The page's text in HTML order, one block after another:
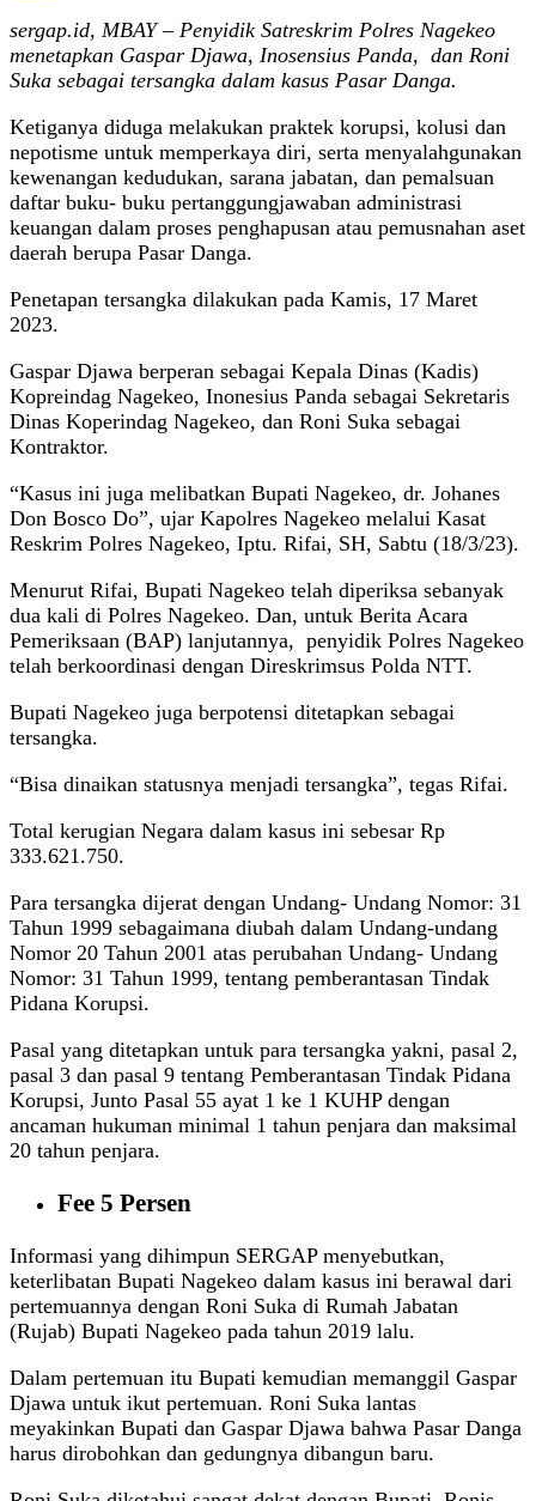
sergap.id, MBAY – Penyidik Satreskrim Polres Nagekeo
menetapkan Gaspar Djawa, Inosensius Panda, dan Roni
Suka sebagai tersangka dalam kasus Pasar Danga.
Ketiganya diduga melakukan praktek korupsi, kolusi dan
nepotisme untuk memperkaya diri, serta menyalahgunakan
kewenangan kedudukan, sarana jabatan, dan pemalsuan
daftar buku- buku pertanggungjawaban administrasi
keuangan dalam proses penghapusan atau pemusnahan aset
daerah berupa Pasar Danga.
Penetapan tersangka dilakukan pada Kamis, 17 Maret
2023.
Gaspar Djawa berperan sebagai Kepala Dinas (Kadis)
Kopreindag Nagekeo, Inonesius Panda sebagai Sekretaris
Dinas Koperindag Nagekeo, dan Roni Suka sebagai
Kontraktor.
“Kasus ini juga melibatkan Bupati Nagekeo, dr. Johanes
Don Bosco Do”, ujar Kapolres Nagekeo melalui Kasat
Reskrim Polres Nagekeo, Iptu. Rifai, SH, Sabtu (18/3/23).
Menurut Rifai, Bupati Nagekeo telah diperiksa sebanyak
dua kali di Polres Nagekeo. Dan, untuk Berita Acara
Pemeriksaan (BAP) lanjutannya, penyidik Polres Nagekeo
telah berkoordinasi dengan Direskrimsus Polda NTT.
Bupati Nagekeo juga berpotensi ditetapkan sebagai
tersangka.
“Bisa dinaikan statusnya menjadi tersangka”, tegas Rifai.
Total kerugian Negara dalam kasus ini sebesar Rp
333.621.750.
Para tersangka dijerat dengan Undang- Undang Nomor: 31
Tahun 1999 sebagaimana diubah dalam Undang-undang
Nomor 20 Tahun 2001 atas perubahan Undang- Undang
Nomor: 31 Tahun 1999, tentang pemberantasan Tindak
Pidana Korupsi.
Pasal yang ditetapkan untuk para tersangka yakni, pasal 2,
pasal 3 dan pasal 9 tentang Pemberantasan Tindak Pidana
Korupsi, Junto Pasal 55 ayat 1 ke 1 KUHP dengan
ancaman hukuman minimal 1 tahun penjara dan maksimal
20 tahun penjara.
Fee 5 Persen
Informasi yang dihimpun SERGAP menyebutkan,
keterlibatan Bupati Nagekeo dalam kasus ini berawal dari
pertemuannya dengan Roni Suka di Rumah Jabatan
(Rujab) Bupati Nagekeo pada tahun 2019 lalu.
Dalam pertemuan itu Bupati kemudian memanggil Gaspar
Djawa untuk ikut pertemuan. Roni Suka lantas
meyakinkan Bupati dan Gaspar Djawa bahwa Pasar Danga
harus dirobohkan dan gedungnya dibangun baru.